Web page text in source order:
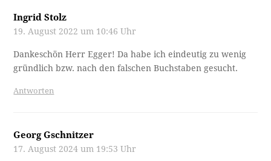
Ingrid Stolz
19. August 2022 um 10:46 Uhr
Dankeschön Herr Egger! Da habe ich eindeutig zu wenig
gründlich bzw. nach den falschen Buchstaben gesucht.
Antworten
Georg Gschnitzer
17. August 2024 um 19:53 Uhr